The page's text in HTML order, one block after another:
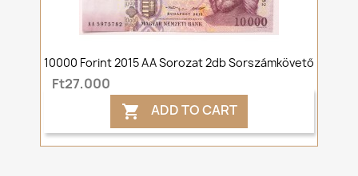
10000 Forint 2015 AA Sorozat 2db Sorszámkövető
Ft27,000
 ADD TO CART